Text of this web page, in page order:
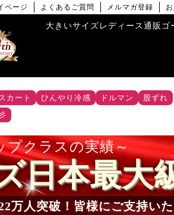
ページ よくあるご質問 メルマガ登録
大きいサイズレディース通販ゴ
カート ひんやり冷感 ドルマン
股ずれ
プクラスの実績
日本最大
万人突破！皆様にご支持い